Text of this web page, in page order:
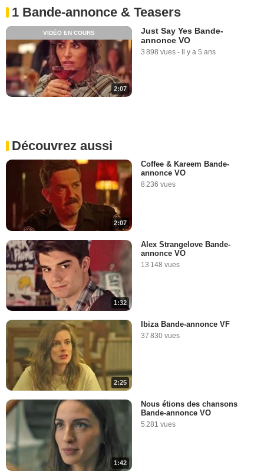
1 Bande-annonce & Teasers
2:07
VIDÉO EN COURS
Just Say Yes Bande-
annonce VO
3 898 vues - Il y a 5 ans
Découvrez aussi
2:07
Coffee & Kareem Bande-
annonce VO
8 236 vues
1:32
Alex Strangelove Bande-
annonce VO
13 148 vues
2:25
Ibiza Bande-annonce VF
37 830 vues
1:42
Nous étions des chansons
Bande-annonce VO
5 281 vues